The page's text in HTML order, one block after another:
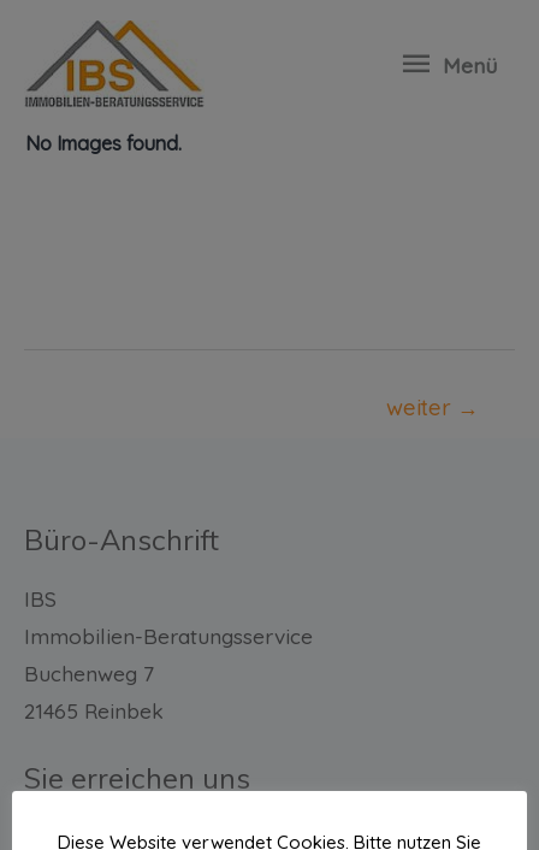
Menü
35163-Reinbek
No Images found.
weiter →
Büro-Anschrift
IBS
Immobilien-Beratungsservice
Buchenweg 7
21465 Reinbek
Sie erreichen uns
E-Mail: info@ibs-hh.com
Diese Website verwendet Cookies. Bitte nutzen Sie